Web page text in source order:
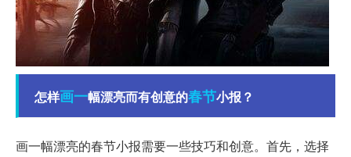
怎样画一幅漂亮而有创意的春节小报？
画一幅漂亮的春节小报需要一些技巧和创意。首先，选择